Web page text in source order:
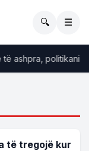
🔍 ☰
ashpra, politikani
të tregojë kur